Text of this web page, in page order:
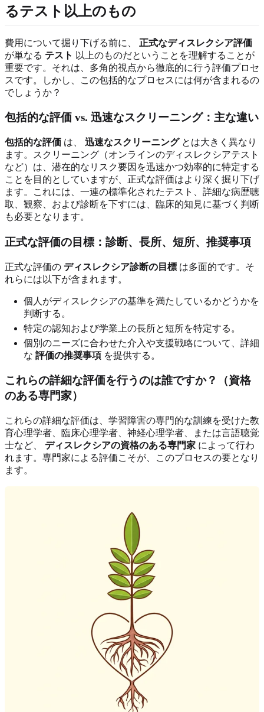
るテスト以上のもの
費用について掘り下げる前に、 正式なディスレクシア評価
が単なる テスト 以上のものだということを理解することが
重要です。それは、多角的視点から徹底的に行う評価プロセ
スです。しかし、この包括的なプロセスには何が含まれるの
でしょうか？
包括的な評価 vs. 迅速なスクリーニング：主な違い
包括的な評価 は、 迅速なスクリーニングとは大きく異なり
ます。スクリーニング（オンラインのディスレクシアテスト
など）は、潜在的なリスク要因を迅速かつ効率的に特定する
ことを目的としていますが、正式な評価はより深く掘り下げ
ます。これには、一連の標準化されたテスト、詳細な病歴聴
取、観察、および診断を下すには、臨床的知見に基づく判断
も必要となります。
正式な評価の目標：診断、長所、短所、推奨事項
正式な評価の ディスレクシア診断の目標 は多面的です。そ
れらには以下が含まれます。
個人がディスレクシアの基準を満たしているかどうかを
判断する。
特定の認知および学業上の長所と短所を特定する。
個別のニーズに合わせた介入や支援戦略について、詳細
な 評価の推奨事項 を提供する。
これらの詳細な評価を行うのは誰ですか？（資格
のある専門家）
これらの詳細な評価は、学習障害の専門的な訓練を受けた教
育心理学者、臨床心理学者、神経心理学者、または言語聴覚
士など、 ディスレクシアの資格のある専門家 によって行わ
れます。専門家による評価こそが、このプロセスの要となり
ます。